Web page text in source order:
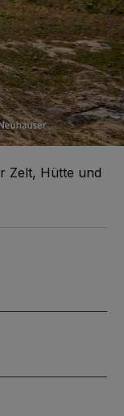
Zelt, Hütte und